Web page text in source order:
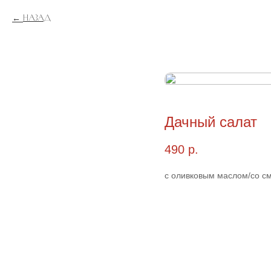
Назад
Дачный салат
490 р.
с оливковым маслом/со